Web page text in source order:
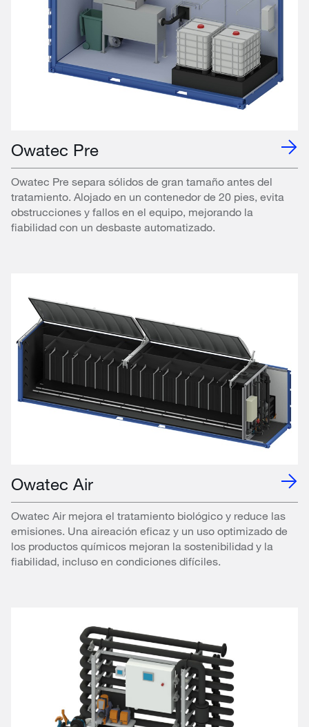
Owatec Pre
Owatec Pre separa sólidos de gran tamaño antes del
tratamiento. Alojado en un contenedor de 20 pies, evita
obstrucciones y fallos en el equipo, mejorando la
fiabilidad con un desbaste automatizado.
Owatec Air
Owatec Air mejora el tratamiento biológico y reduce las
emisiones. Una aireación eficaz y un uso optimizado de
los productos químicos mejoran la sostenibilidad y la
fiabilidad, incluso en condiciones difíciles.